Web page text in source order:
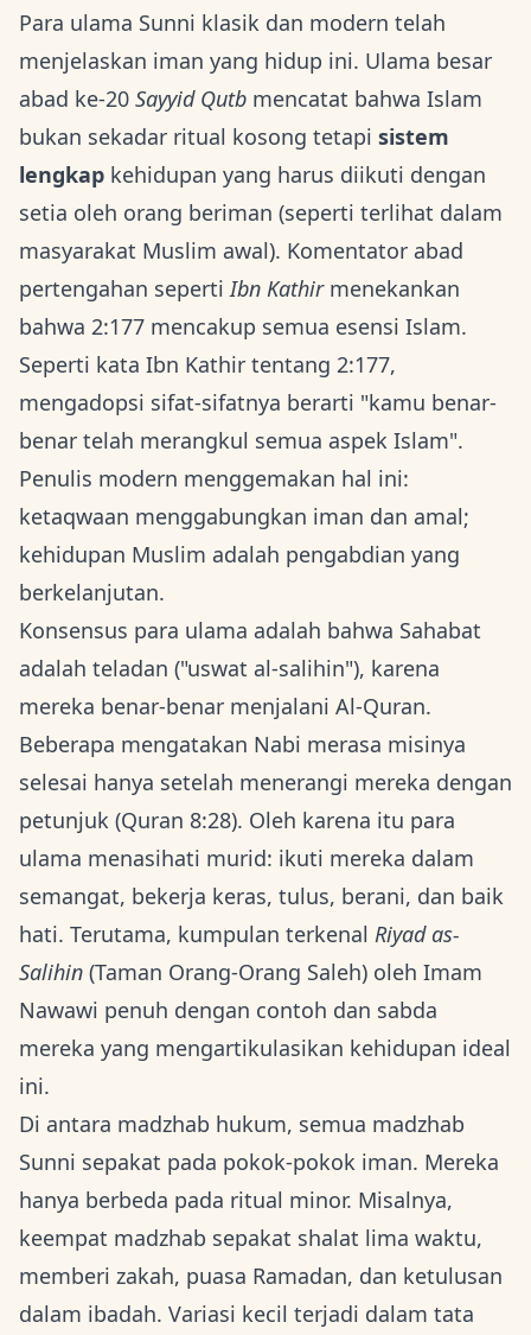
Para ulama Sunni klasik dan modern telah
menjelaskan iman yang hidup ini. Ulama besar
abad ke-20 Sayyid Qutb mencatat bahwa Islam
bukan sekadar ritual kosong tetapi sistem
lengkap kehidupan yang harus diikuti dengan
setia oleh orang beriman (seperti terlihat dalam
masyarakat Muslim awal). Komentator abad
pertengahan sepertiIbn Kathirmenekankan
bahwa 2:177 mencakup semua esensi Islam.
Seperti kata Ibn Kathir tentang 2:177,
mengadopsi sifat-sifatnya berarti "kamu benar-
benar telah merangkul semua aspek Islam".
Penulis modern menggemakan hal ini:
ketaqwaan menggabungkan iman dan amal;
kehidupan Muslim adalah pengabdian yang
berkelanjutan.
Konsensus para ulama adalah bahwa Sahabat
adalah teladan ("uswat al-salihin"), karena
mereka benar-benar menjalani Al-Quran.
Beberapa mengatakan Nabi merasa misinya
selesai hanya setelah menerangi mereka dengan
petunjuk (Quran 8:28). Oleh karena itu para
ulama menasihati murid: ikuti mereka dalam
semangat, bekerja keras, tulus, berani, dan baik
hati. Terutama, kumpulan terkenal Riyad as-
Salihin (Taman Orang-Orang Saleh) oleh Imam
Nawawi penuh dengan contoh dan sabda
mereka yang mengartikulasikan kehidupan ideal
ini.
Di antara madzhab hukum, semua madzhab
Sunni sepakat pada pokok-pokok iman. Mereka
hanya berbeda pada ritual minor. Misalnya,
keempat madzhab sepakat shalat lima waktu,
memberi zakah, puasa Ramadan, dan ketulusan
dalam ibadah. Variasi kecil terjadi dalam tata